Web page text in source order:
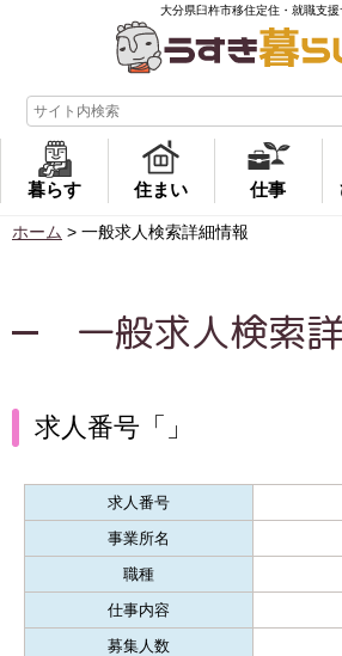
大分県臼杵市移住定住・就職支援
暮らす 住まい 仕事
ホーム > 一般求人検索詳細情報
一般求人検索
求人番号「」
求人番号
事業所名
職種
仕事内容
募集人数